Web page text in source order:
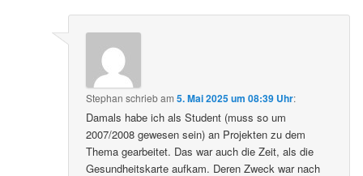
Stephan schriebam5. Mai 2025 um 08:39 Uhr:
Damals habe ich als Student (muss so um
2007/2008 gewesen sein) an Projekten zu dem
Thema gearbeitet. Das war auch die Zeit, als die
Gesundheitskarte aufkam. Deren Zweck war nach